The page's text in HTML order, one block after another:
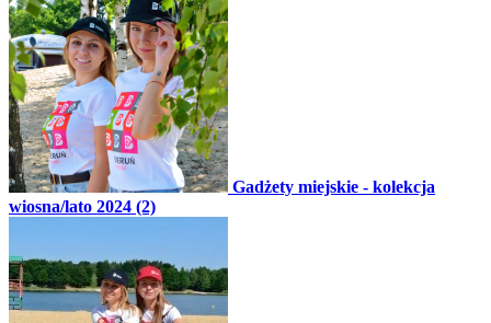
Gadżety miejskie - kolekcja
wiosna/lato 2024 (2)